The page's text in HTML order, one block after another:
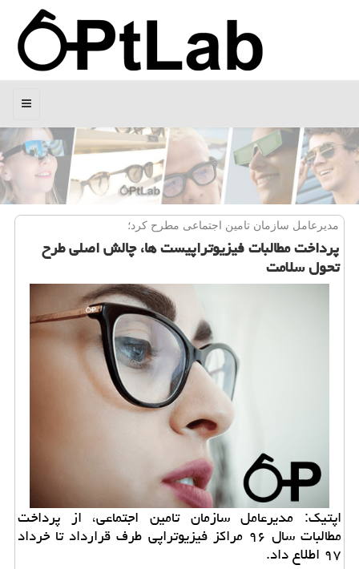
منو
مدیرعامل سازمان تامین اجتماعی مطرح كرد؛
پرداخت مطالبات فیزیوتراپیست ها، چالش اصلی طرح
تحول سلامت
اپتیك: مدیرعامل سازمان تامین اجتماعی، از پرداخت
مطالبات سال ۹۶ مراكز فیزیوتراپی طرف قرارداد تا خرداد
۹۷ اطلاع داد.